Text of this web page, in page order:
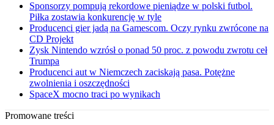
Sponsorzy pompują rekordowe pieniądze w polski futbol.
Piłka zostawia konkurencję w tyle
Producenci gier jadą na Gamescom. Oczy rynku zwrócone na
CD Projekt
Zysk Nintendo wzrósł o ponad 50 proc. z powodu zwrotu ceł
Trumpa
Producenci aut w Niemczech zaciskają pasa. Potężne
zwolnienia i oszczędności
SpaceX mocno traci po wynikach
Promowane treści